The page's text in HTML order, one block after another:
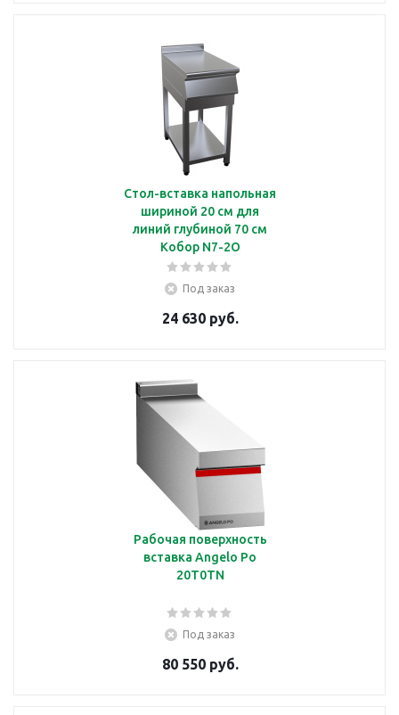
Стол-вставка напольная
шириной 20 см для
линий глубиной 70 см
Кобор N7-2O
Под заказ
24 630 руб.
Рабочая поверхность
вставка Angelo Po
20T0TN
Под заказ
80 550 руб.